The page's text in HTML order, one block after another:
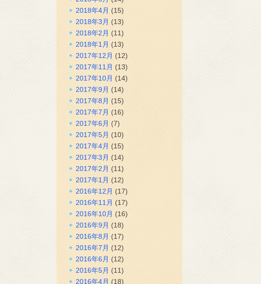
2018年4月 (15)
2018年3月 (13)
2018年2月 (11)
2018年1月 (13)
2017年12月 (12)
2017年11月 (13)
2017年10月 (14)
2017年9月 (14)
2017年8月 (15)
2017年7月 (16)
2017年6月 (7)
2017年5月 (10)
2017年4月 (15)
2017年3月 (14)
2017年2月 (11)
2017年1月 (12)
2016年12月 (17)
2016年11月 (17)
2016年10月 (16)
2016年9月 (18)
2016年8月 (17)
2016年7月 (12)
2016年6月 (12)
2016年5月 (11)
2016年4月 (18)